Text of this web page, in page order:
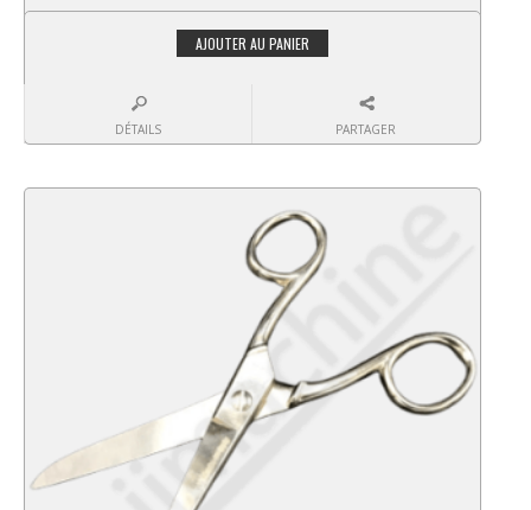
AJOUTER AU PANIER
DÉTAILS PARTAGER